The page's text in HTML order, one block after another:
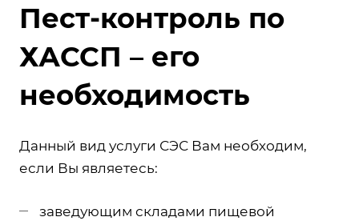
Пест-контроль по
ХАССП – его
необходимость
Данный вид услуги СЭС Вам необходим,
если Вы являетесь:
заведующим складами пищевой